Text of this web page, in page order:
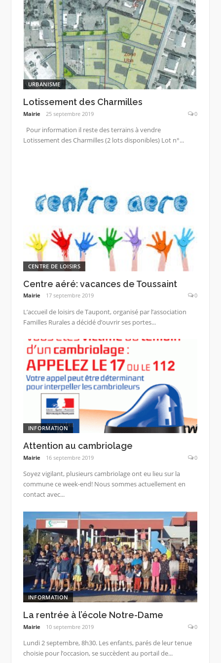
URBANISME
Lotissement des Charmilles
Mairie 25 septembre 2019 0
Pour information il reste des terrains à vendre
Lotissement des Charmilles (2 lots disponibles) Lot n°...
CENTRE DE LOISIRS
Centre aéré: vacances de Toussaint
Mairie 17 septembre 2019 0
L’accueil de loisirs de Taupont, organisé par l’association
Familles Rurales a décidé d’ouvrir ses portes...
INFORMATION
Attention au cambriolage
Mairie 16 septembre 2019 0
Soyez vigilant, plusieurs cambriolage ont eu lieu sur la
commune ce week-end! Nous sommes actuellement en
contact avec...
INFORMATION
La rentrée à l’école Notre-Dame
Mairie 10 septembre 2019 0
Lundi 2 septembre, 8h30. Les enfants, parés de leur tenue
choisie pour l’occasion, se succèdent au portail de...